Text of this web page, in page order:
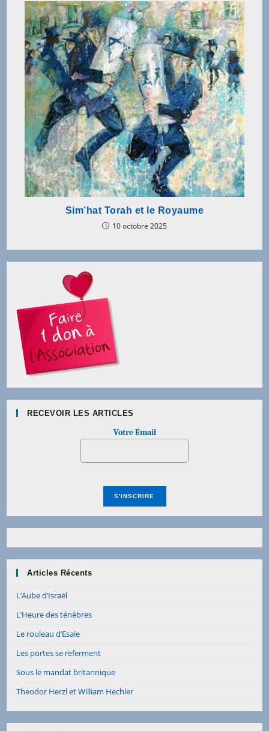
Sim’hat Torah et le Royaume
10 octobre 2025
RECEVOIR LES ARTICLES
Votre Email
Articles Récents
L’Aube d’Israël
L’Heure des ténèbres
Le rouleau d’Esaïe
Les portes se referment
Sous le mandat britannique
Theodor Herzl et William Hechler